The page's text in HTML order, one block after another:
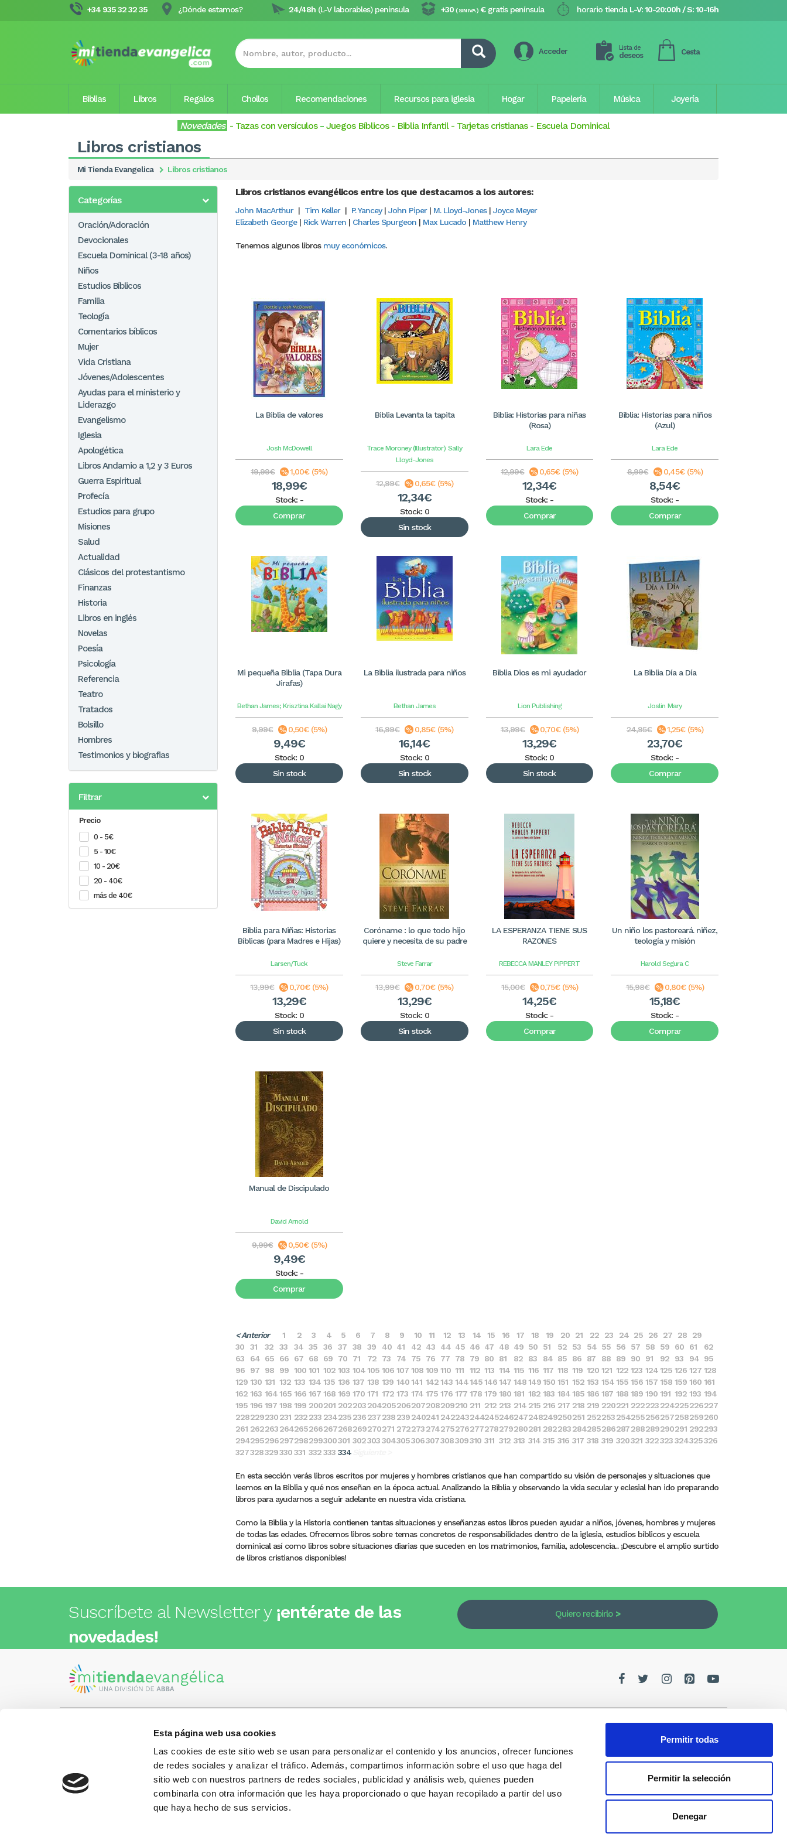
Esta página web usa cookies
Las cookies de este sitio web se usan para personalizar el contenido y los anuncios, ofrecer funciones
de redes sociales y analizar el tráfico. Además, compartimos información sobre el uso que haga del
sitio web con nuestros partners de redes sociales, publicidad y análisis web, quienes pueden
combinarla con otra información que les haya proporcionado o que hayan recopilado a partir del uso
que haya hecho de sus servicios.
Permitir todas
Permitir la selección
Denegar
+34 935 32 32 35 ¿Dónde estamos? horario tienda L-V: 10-20:00h / S: 10-16h
+30 ( SIN IVA ) €gratis península
24/48h (L-V laborables) península
Acceder Lista de
deseos Cesta
Biblias Libros Regalos Chollos Recomendaciones Recursos para iglesia Hogar Papelería Música Joyería
Novedades - Tazas con versículos- Juegos Bíblicos- Biblia Infantil- Tarjetas cristianas - Escuela Dominical
Libros cristianos
Mi Tienda Evangelica Libros cristianos
Categorías
Oración/Adoración
Devocionales
Escuela Dominical (3-18 años)
Niños
Estudios Bíblicos
Familia
Teología
Comentarios bíblicos
Mujer
Vida Cristiana
Jóvenes/Adolescentes
Ayudas para el ministerio y
Liderazgo
Evangelismo
Iglesia
Apologética
Libros Andamio a 1,2 y 3 Euros
Guerra Espiritual
Profecía
Estudios para grupo
Misiones
Salud
Actualidad
Clásicos del protestantismo
Finanzas
Historia
Libros en inglés
Novelas
Poesía
Psicología
Referencia
Teatro
Tratados
Bolsillo
Hombres
Testimonios y biografias
Filtrar
Precio
0 - 5€
5 - 10€
10 - 20€
20 - 40€
más de 40€
Libros cristianos evangélicos entre los que destacamos a los autores:
John MacArthur| Tim Keller| P. Yancey| John Piper| M. Lloyd-Jones| Joyce Meyer
Elizabeth George| Rick Warren | Charles Spurgeon | Max Lucado | Matthew Henry
Tenemos algunos libros muy económicos.
La Biblia de valores
Josh McDowell
19,99€ 1,00€ (5%)
18,99€
Stock: -
Comprar
Biblia Levanta la tapita
Trace Moroney (Illustrator) Sally
Lloyd-Jones
12,99€ 0,65€ (5%)
12,34€
Stock: 0
Sin stock
Biblia: Historias para niñas
(Rosa)
Lara Ede
12,99€ 0,65€ (5%)
12,34€
Stock: -
Comprar
Biblia: Historias para niños
(Azul)
Lara Ede
8,99€ 0,45€ (5%)
8,54€
Stock: -
Comprar
Mi pequeña Biblia (Tapa Dura
Jirafas)
Bethan James; Krisztina Kallai Nagy
9,99€ 0,50€ (5%)
9,49€
Stock: 0
Sin stock
La Biblia ilustrada para niños
Bethan James
16,99€ 0,85€ (5%)
16,14€
Stock: 0
Sin stock
Biblia Dios es mi ayudador
Lion Publishing
13,99€ 0,70€ (5%)
13,29€
Stock: 0
Sin stock
La Biblia Día a Día
Joslin Mary
24,95€ 1,25€ (5%)
23,70€
Stock: -
Comprar
Biblia para Niñas: Historias
Bíblicas (para Madres e Hijas)
Larsen/Tuck
13,99€ 0,70€ (5%)
13,29€
Stock: 0
Sin stock
Coróname : lo que todo hijo
quiere y necesita de su padre
Steve Farrar
13,99€ 0,70€ (5%)
13,29€
Stock: 0
Sin stock
LA ESPERANZA TIENE SUS
RAZONES
REBECCA MANLEY PIPPERT
15,00€ 0,75€ (5%)
14,25€
Stock: -
Comprar
Un niño los pastoreará. niñez,
teología y misión
Harold Segura C
15,98€ 0,80€ (5%)
15,18€
Stock: -
Comprar
Manual de Discipulado
David Arnold
9,99€ 0,50€ (5%)
9,49€
Stock: -
Comprar
< Anterior 1 2 3 4 5 6 7 8 9 10 11 12 13 14 15 16 17 18 19 20 21 22 23 24 25 26 27 28
29
30
31 32 33 34 35 36 37 38 39 40 41 42 43 44 45 46 47 48 49 50 51 52 53 54 55 56 57 58 59 60 61
62
63
64 65 66 67 68 69 70 71 72 73 74 75 76 77 78 79 80 81 82 83 84 85 86 87 88 89 90 91 92 93 94 95
96
97 98 99 100 101 102 103 104105 106 107 108 109 110 111 112 113 114 115 116 117 118 119 120 121 122 123 124125 126 127 128
129 130 131 132 133 134 135 136 137 138 139 140141 142143 144145146147 148149150 151 152 153 154155 156 157 158 159 160 161
162 163 164165 166 167 168 169 170 171 172 173 174 175 176 177 178 179 180 181 182 183 184185 186 187 188 189 190 191 192 193 194
195 196 197 198 199 200201 202203204205206207208209210 211 212 213 214 215 216 217 218 219 220221 222223224225226227
228229230231 232233 234235236237238239240241 242243244245246247248249250251 252253254255256257258259260
261 262263264265266267268269270271 272273274275276277278279280281 282283284285286287288289290291 292293
294295296297298299300301 302303304305306307308309310 311 312 313 314 315 316 317 318 319 320321 322323324325326
327328329330331 332333 334
En esta sección verás libros escritos por mujeres y hombres cristianos que han compartido su visión de personajes y situaciones que
leemos en la Biblia y qué nos enseñan en la época actual. Analizando la Biblia y observando la vida secular y eclesial han ido preparando
libros para ayudarnos a seguir adelante en nuestra vida cristiana.
Como la Biblia y la Historia contienen tantas situaciones y enseñanzas estos libros pueden ayudar a niños, jóvenes, hombres y mujeres
de todas las edades. Ofrecemos libros sobre temas concretos de responsabilidades dentro de la iglesia, estudios bíblicos y escuela
dominical así como libros sobre situaciones diarias que suceden en los matrimonios, familia, adolescencia... ¡Descubre el amplio surtido
de libros cristianos disponibles!
Suscríbete al Newsletter y ¡entérate de las
novedades!
Quiero recibirlo
Visita nuestra tienda
Metro: ¿Cómo llegar?
• Encants (L2) - a 1 calle
• Glòries (L1) - a 3 calles
• Sagrada Familia (L2, L5) - a 6
+34 935 32 32 35
¿Tienes dudas, consultas o preguntas?
Llámanos y te contestaremos con mucho
gusto.
Política de privacidad
Política de privacidad redes
Condiciones generales de la
compra